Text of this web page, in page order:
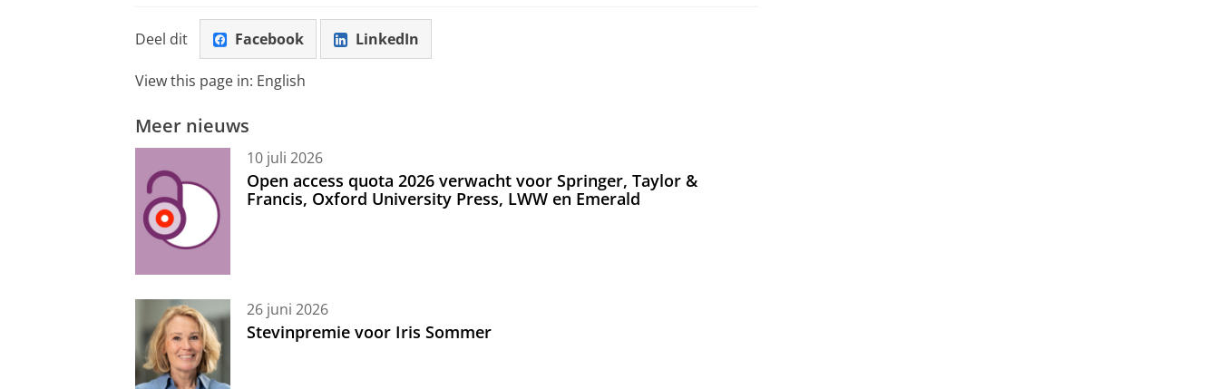
Deel dit Facebook LinkedIn
View this page in: English
Meer nieuws
10 juli 2026
Open access quota 2026 verwacht voor Springer, Taylor &
Francis, Oxford University Press, LWW en Emerald
26 juni 2026
Stevinpremie voor Iris Sommer